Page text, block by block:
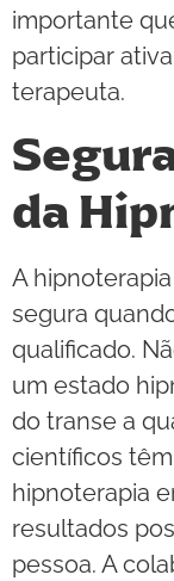
importante
participar
terapeuta.
da
A
segura
qualificado.
um estado
do transe a
científicos
hipnoterapia
resultados
pessoa. A